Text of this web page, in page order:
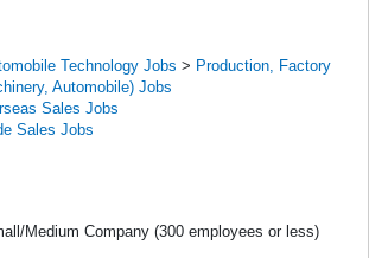
Technology Jobs > Production, Factory
Automobile) Jobs
Sales Jobs
Sales Jobs
Medium Company (300 employees or less)